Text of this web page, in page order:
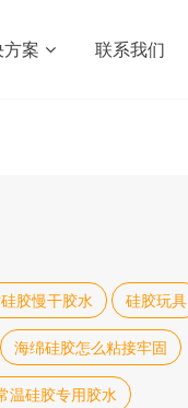
案 联系我们
胶慢干胶水 硅胶玩具
海绵硅胶怎么粘接牢固
温硅胶专用胶水